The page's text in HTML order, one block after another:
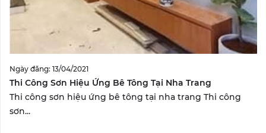
Ngày đăng: 13/04/2021
Thi Công Sơn Hiệu Ứng Bê Tông Tại Nha Trang
Thi công sơn hiệu ứng bê tông tại nha trang Thi công
sơn...